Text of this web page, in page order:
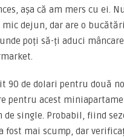
așa că am mers cu ei. Nu
mic dejun, dar are o
poți să-ți aduci
90 de dolari pentru două
pentru acest
de single. Probabil, fiind
fost mai scump, dar